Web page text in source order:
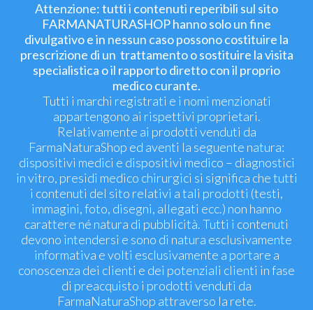
Attenzione: tutti i contenuti reperibili sul sito
FARMANATURASHOP hanno solo un fine
divulgativo e in nessun caso possono costituire la
prescrizione di un trattamento o sostituire la visita
specialistica o il rapporto diretto con il proprio
medico curante.
Tutti i marchi registrati e i nomi menzionati
appartengono ai rispettivi proprietari.
Relativamente ai prodotti venduti da
FarmaNaturaShop ed aventi la seguente natura:
dispositivi medici e dispositivi medico – diagnostici
in vitro, presidi medico chirurgici si significa che tutti
i contenuti del sito relativi a tali prodotti (testi,
immagini, foto, disegni, allegati ecc.) non hanno
carattere né natura di pubblicità. Tutti i contenuti
devono intendersi e sono di natura esclusivamente
informativa e volti esclusivamente a portare a
conoscenza dei clienti e dei potenziali clienti in fase
di preacquisto i prodotti venduti da
FarmaNaturaShop attraverso la rete.